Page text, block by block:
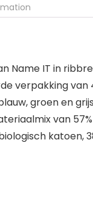
Name IT in
verpakking van
groen en
van
katoen,